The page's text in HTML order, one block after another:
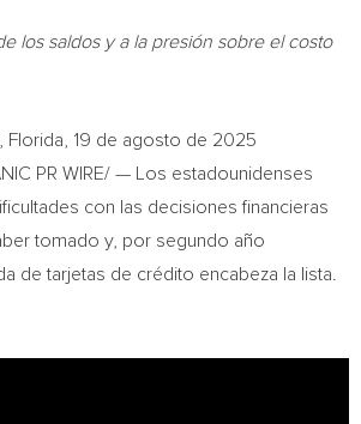
los saldos y a la presión sobre el costo
Florida
19 de agosto de 2025
PR WIRE/ — Los estadounidenses
con las decisiones financieras
tomado y, por segundo año
de tarjetas de crédito encabeza la lista.